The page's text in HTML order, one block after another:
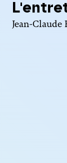
Jean-Claude